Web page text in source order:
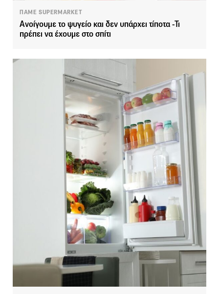
ΠΑΜΕ SUPERMARKET
Ανοίγουμε το ψυγείο και δεν υπάρχει τίποτα -Τι
πρέπει να έχουμε στο σπίτι